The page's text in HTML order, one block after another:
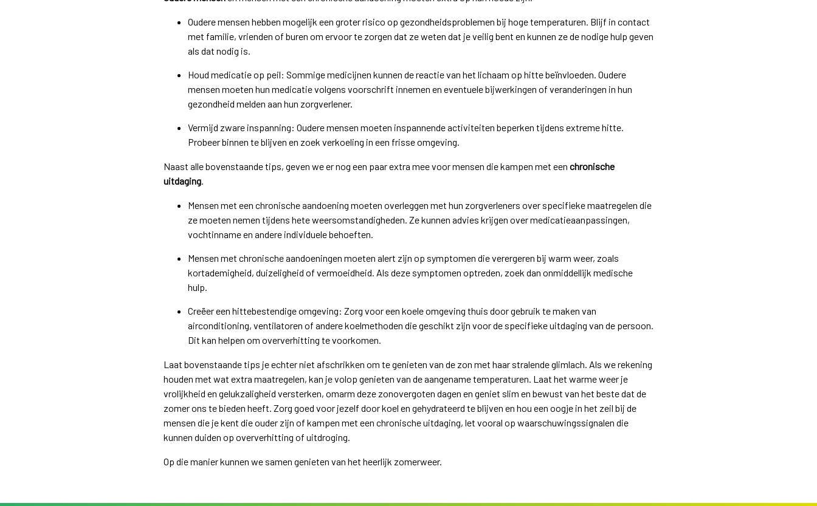
Oudere mensen hebben mogelijk een groter risico op gezondheidsproblemen bij hoge temperaturen. Blijf in contact
met familie, vrienden of buren om ervoor te zorgen dat ze weten dat je veilig bent en kunnen ze de nodige hulp geven
als dat nodig is.
Houd medicatie op peil: Sommige medicijnen kunnen de reactie van het lichaam op hitte beïnvloeden. Oudere
mensen moeten hun medicatie volgens voorschrift innemen en eventuele bijwerkingen of veranderingen in hun
gezondheid melden aan hun zorgverlener.
Vermijd zware inspanning: Oudere mensen moeten inspannende activiteiten beperken tijdens extreme hitte.
Probeer binnen te blijven en zoek verkoeling in een frisse omgeving.
Naast alle bovenstaande tips, geven we er nog een paar extra mee voor mensen die kampen met een chronische
uitdaging.
Mensen met een chronische aandoening moeten overleggen met hun zorgverleners over specifieke maatregelen die
ze moeten nemen tijdens hete weersomstandigheden. Ze kunnen advies krijgen over medicatieaanpassingen,
vochtinname en andere individuele behoeften.
Mensen met chronische aandoeningen moeten alert zijn op symptomen die verergeren bij warm weer, zoals
kortademigheid, duizeligheid of vermoeidheid. Als deze symptomen optreden, zoek dan onmiddellijk medische
hulp.
Creëer een hittebestendige omgeving: Zorg voor een koele omgeving thuis door gebruik te maken van
airconditioning, ventilatoren of andere koelmethoden die geschikt zijn voor de specifieke uitdaging van de persoon.
Dit kan helpen om oververhitting te voorkomen.
Laat bovenstaande tips je echter niet afschrikken om te genieten van de zon met haar stralende glimlach. Als we rekening
houden met wat extra maatregelen, kan je volop genieten van de aangename temperaturen. Laat het warme weer je
vrolijkheid en gelukzaligheid versterken, omarm deze zonovergoten dagen en geniet slim en bewust van het beste dat de
zomer ons te bieden heeft. Zorg goed voor jezelf door koel en gehydrateerd te blijven en hou een oogje in het zeil bij de
mensen die je kent die ouder zijn of kampen met een chronische uitdaging, let vooral op waarschuwingssignalen die
kunnen duiden op oververhitting of uitdroging.
Op die manier kunnen we samen genieten van het heerlijk zomerweer.